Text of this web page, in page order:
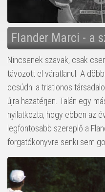
Flander Marci - a
Nincsenek szavak, csak
távozott el váratlanul. A
ocsúdni a triatlonos
újra hazatérjen. Talán egy
nyilatkozta, hogy ebben az
legfontosabb szereplő a
forgatókönyvre senki sem